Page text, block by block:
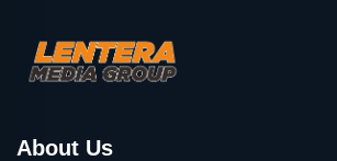
About Us